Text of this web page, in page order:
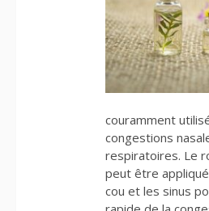
couramment
congestions
respiratoires. Le
peut être
cou et les sinus